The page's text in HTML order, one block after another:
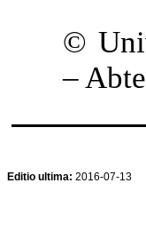
©
–
Editio ultima: 2016-07-13